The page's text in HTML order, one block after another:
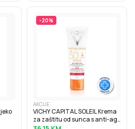
-20%
AKCIJE
VICHY CAPITAL SOLEIL Krema
za zaštitu od sunca s anti-age
efektom SPF50, 50 ml